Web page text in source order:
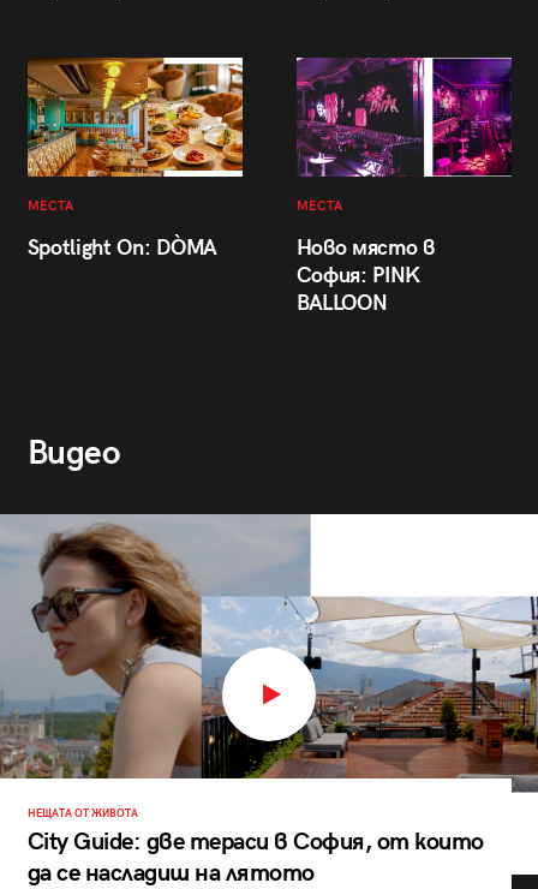
МЕСТА
Spotlight On: DÒMA
МЕСТА
Ново място в
София: PINK
BALLOON
Видео
НЕЩАТА ОТ ЖИВОТА
City Guide: две тераси в София, от които
да се насладиш на лятото